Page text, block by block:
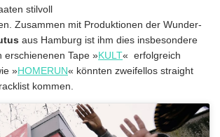
stilvoll
Zusammen mit Produktionen der Wunder-
aus Hamburg ist ihm dies insbesondere
erschienenen Tape »KULT« erfolgreich
»HOMERUN« könnten zweifellos straight
kommen.